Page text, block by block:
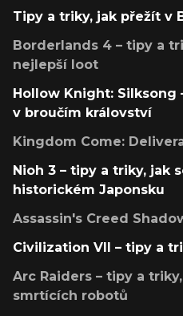
Tipy a triky, jak přežít v
Borderlands 4 – tipy a
nejlepší loot
Hollow Knight:
v broučím království
Kingdom Come:
Nioh 3 – tipy a triky, jak
historickém Japonsku
Assassin's Creed
Civilization VII – tipy a
Arc Raiders – tipy a
smrtících robotů